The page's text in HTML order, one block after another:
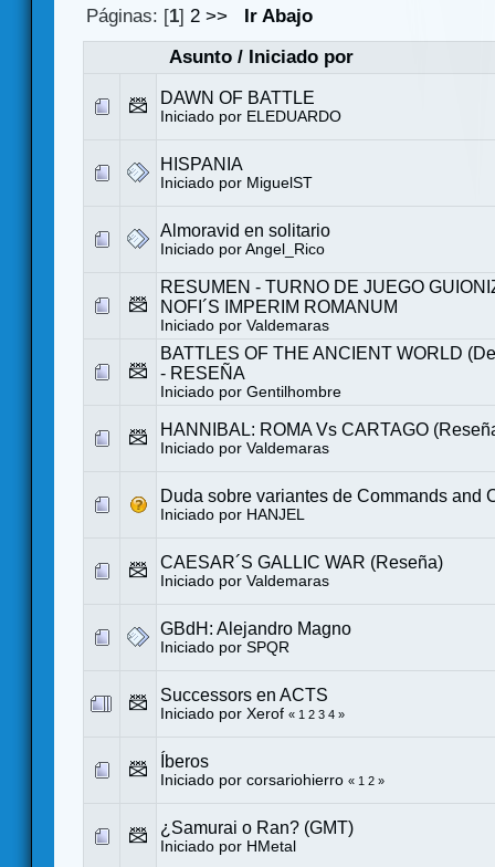
Páginas: [1]2 >>
Ir Abajo
Asunto/ Iniciado por
DAWN OF BATTLE
Iniciado por ELEDUARDO
HISPANIA
Iniciado por MiguelST
Almoravid en solitario
Iniciado por Angel_Rico
RESUMEN - TURNO DE JUEGO
NOFI´S IMPERIM ROMANUM
Iniciado por Valdemaras
BATTLES OF THE ANCIENT WORLD
- RESEÑA
Iniciado por Gentilhombre
HANNIBAL: ROMA Vs CARTAGO
Iniciado por Valdemaras
Duda sobre variantes de Commands and
Iniciado por HANJEL
CAESAR´S GALLIC WAR (Reseña)
Iniciado por Valdemaras
GBdH: Alejandro Magno
Iniciado por SPQR
Successors en ACTS
Iniciado por Xerof « 1 2 3 4 »
Íberos
Iniciado por corsariohierro « 1 2 »
¿Samurai o Ran? (GMT)
Iniciado por HMetal